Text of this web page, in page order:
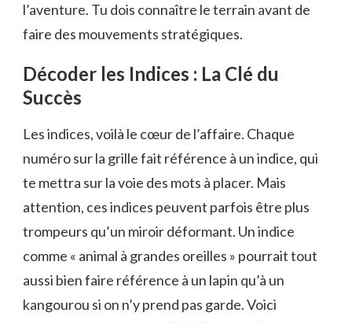
l’aventure. Tu dois connaître le terrain avant de
faire des mouvements stratégiques.
Décoder les Indices : La Clé du
Succès
Les indices, voilà le cœur de l’affaire. Chaque
numéro sur la grille fait référence à un indice, qui
te mettra sur la voie des mots à placer. Mais
attention, ces indices peuvent parfois être plus
trompeurs qu’un miroir déformant. Un indice
comme « animal à grandes oreilles » pourrait tout
aussi bien faire référence à un lapin qu’à un
kangourou si on n’y prend pas garde. Voici